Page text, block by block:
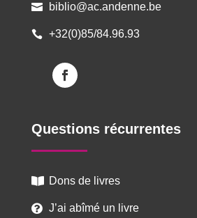
 biblio@ac.andenne.be
 +32(0)85/84.96.93
Questions récurrentes
 Dons de livres
 J’ai abîmé un livre